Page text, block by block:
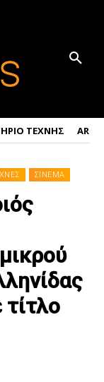
ΤΕΧΝΗΣ ART
ΣΙΝΕΜΑ